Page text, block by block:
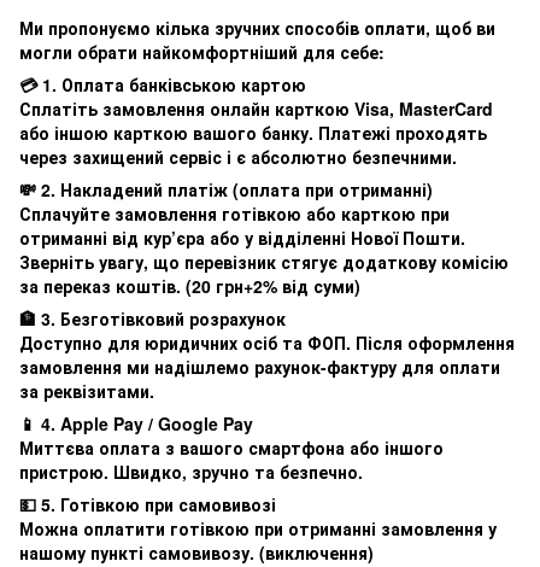
Ми пропонуємо кілька зручних способів оплати, щоб ви
могли обрати найкомфортніший для себе:
💳 1. Оплата банківською картою
Сплатіть замовлення онлайн карткою Visa, MasterCard
або іншою карткою вашого банку. Платежі проходять
через захищений сервіс і є абсолютно безпечними.
💸 2. Накладений платіж (оплата при отриманні)
Сплачуйте замовлення готівкою або карткою при
отриманні від кур’єра або у відділенні Нової Пошти.
Зверніть увагу, що перевізник стягує додаткову комісію
за переказ коштів. (20 грн+2% від суми)
🏦 3. Безготівковий розрахунок
Доступно для юридичних осіб та ФОП. Після оформлення
замовлення ми надішлемо рахунок-фактуру для оплати
за реквізитами.
📱 4. Apple Pay / Google Pay
Миттєва оплата з вашого смартфона або іншого
пристрою. Швидко, зручно та безпечно.
💵 5. Готівкою при самовивозі
Можна оплатити готівкою при отриманні замовлення у
нашому пункті самовивозу. (виключення)